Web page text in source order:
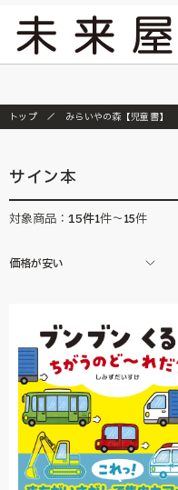
トップ みらいやの森【児童書】
サイン本
対象商品： 15件1件～15件
価格が安い